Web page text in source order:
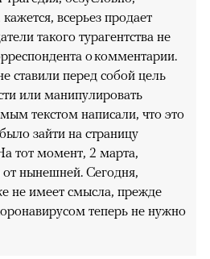
всерьез продает
такого турагентства не
о комментарии.
ставили перед собой цель
или манипулировать
текстом написали, что это
зайти на страницу
тот момент, 2 марта,
от нынешней. Сегодня,
не имеет смысла, прежде
теперь не нужно